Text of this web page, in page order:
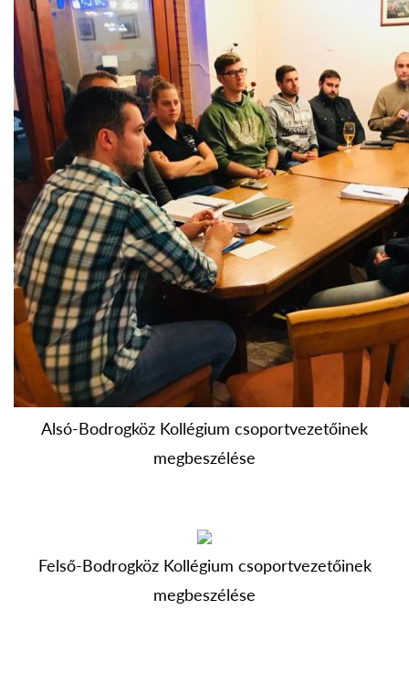
Alsó-Bodrogköz Kollégium csoportvezetőinek
megbeszélése
Felső-Bodrogköz Kollégium csoportvezetőinek
megbeszélése